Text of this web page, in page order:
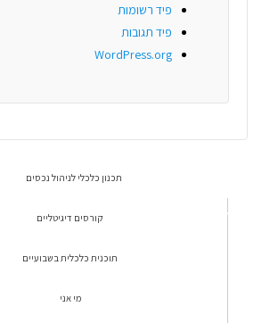
פיד רשומות
פיד תגובות
WordPress.org
תכנון כלכלי לניהול נכסים
קורסים דיגיטליים
תוכנית כלכלית בשבועיים
מי אני